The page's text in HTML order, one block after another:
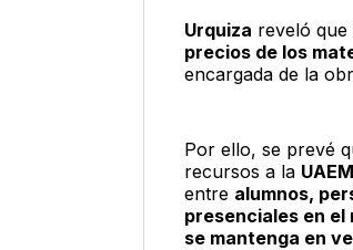
Urquiza reveló
precios de los
encargada de la
Por ello, se prevé
recursos a la UAEM
entre alumnos,
presenciales en el
se mantenga en